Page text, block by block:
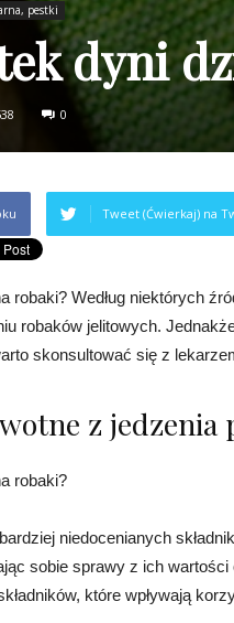
pestki
dyni
0
Tweet (Ćwierkaj) na
robaki? Według niektórych
robaków jelitowych.
skonsultować się z
z jedzenia
robaki?
niedocenianych
sobie sprawy z ich
które wpływają